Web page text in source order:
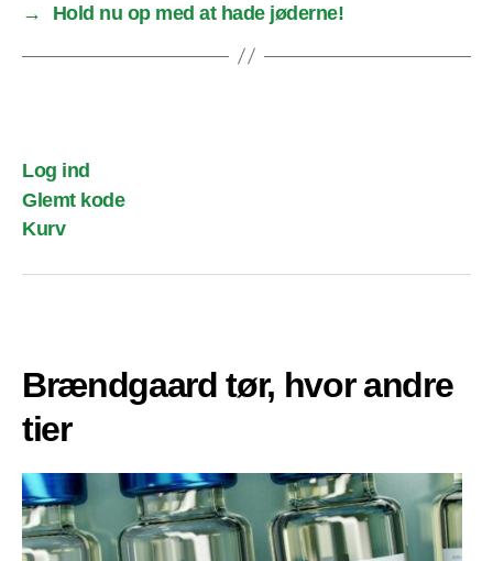
→
Hold nu op med at hade jøderne!
Log ind
Glemt kode
Kurv
Brændgaard tør, hvor andre
tier